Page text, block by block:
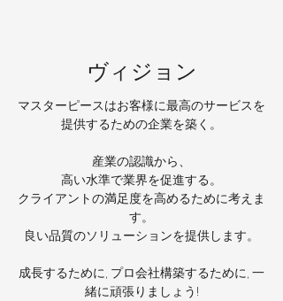
ヴィジョン
マスターピースはお客様に最高のサービスを
提供するための企業を築く。
産業の認識から、
高い水準で業界を促進する。
クライアントの満足度を高めるために考えま
す。
良い品質のソリューションを提供します。
成長するために, プロ会社構築するために, 一
緒に頑張りましょう!